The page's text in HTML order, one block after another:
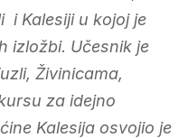
i Kalesiji u kojoj je
izložbi. Učesnik je
Živinicama,
za idejno
Kalesija osvojio je